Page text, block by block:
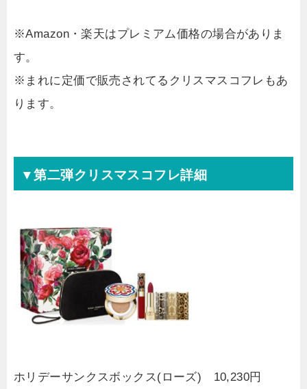
※Amazon・楽天はプレミアム価格の場合がありま
す。
※まれに定価で販売されてるクリスマスコフレもあ
ります。
▼第二弾クリスマスコフレ詳細
ホリデーサンクスボックス(ローズ) 10,230円